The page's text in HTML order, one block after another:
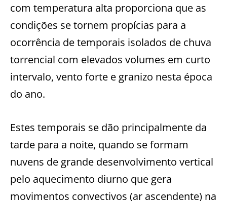
com temperatura alta proporciona que as
condições se tornem propícias para a
ocorrência de temporais isolados de chuva
torrencial com elevados volumes em curto
intervalo, vento forte e granizo nesta época
do ano.
Estes temporais se dão principalmente da
tarde para a noite, quando se formam
nuvens de grande desenvolvimento vertical
pelo aquecimento diurno que gera
movimentos convectivos (ar ascendente) na